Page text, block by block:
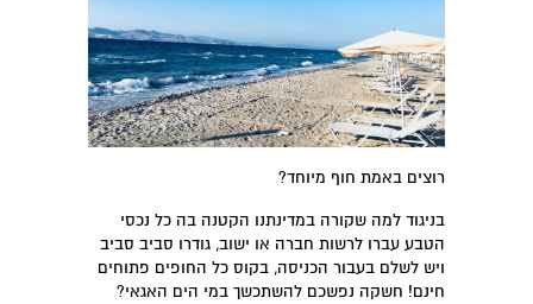
רוצים באמת חוף מיוחד?
בניגוד למה שקורה במדינתנו הקטנה בה כל נכסי
הטבע עברו לרשות חברה או ישוב, גודרו סביב סביב
ויש לשלם בעבור הכניסה, בקוס כל החופים פתוחים
חינם! חשקה נפשכם להשתכשך במי הים האגאי?